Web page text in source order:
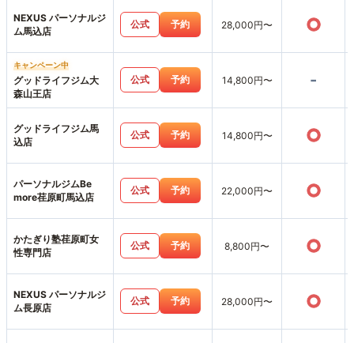
NEXUS パーソナルジ
ム馬込店
公式 予約 28,000円〜 ○
キャンペーン中
グッドライフジム大
森山王店
公式 予約 14,800円〜 -
グッドライフジム馬
込店
公式 予約 14,800円〜 ○
パーソナルジムBe
more荏原町馬込店
公式 予約 22,000円〜 ○
かたぎり塾荏原町女
性専門店
公式 予約 8,800円〜 ○
NEXUS パーソナルジ
ム長原店
公式 予約 28,000円〜 ○